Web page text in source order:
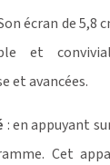
écran de 5,8
et
et avancées.
: en appuyant
Cet